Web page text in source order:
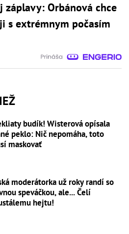
záplavy: Orbánová chce
s extrémnym počasím
budík! Wisterová opísala
peklo: Nič nepomáha, toto
maskovať
moderátorka už roky randí so
speváčkou, ale... Čelí
hejtu!